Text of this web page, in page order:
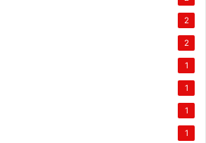
2
2
1
1
1
1